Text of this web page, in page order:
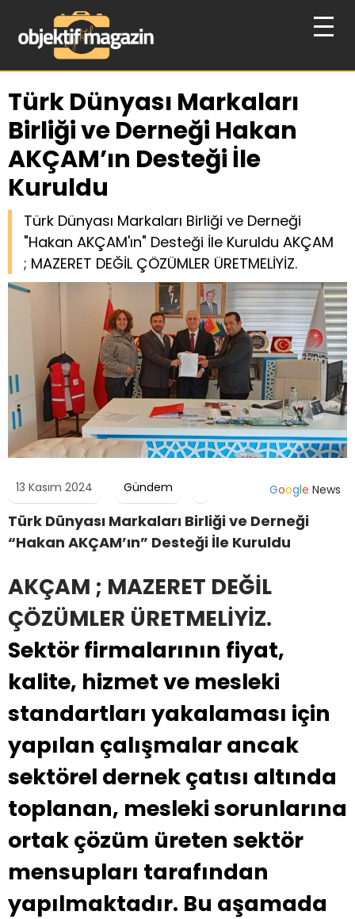
Türk Dünyası Markaları
Birliği ve Derneği Hakan
AKÇAM’ın Desteği İle
Kuruldu
Türk Dünyası Markaları Birliği ve Derneği
"Hakan AKÇAM'ın" Desteği İle Kuruldu AKÇAM
; MAZERET DEĞİL ÇÖZÜMLER ÜRETMELİYİZ.
13 Kasım 2024 Gündem Google News
Türk Dünyası Markaları Birliği ve Derneği
“Hakan AKÇAM’ın” Desteği İle Kuruldu
AKÇAM ; MAZERET DEĞİL
ÇÖZÜMLER ÜRETMELİYİZ.
Sektör firmalarının fiyat,
kalite, hizmet ve mesleki
standartları yakalaması için
yapılan çalışmalar ancak
sektörel dernek çatısı altında
toplanan, mesleki sorunlarına
ortak çözüm üreten sektör
mensupları tarafından
yapılmaktadır. Bu aşamada